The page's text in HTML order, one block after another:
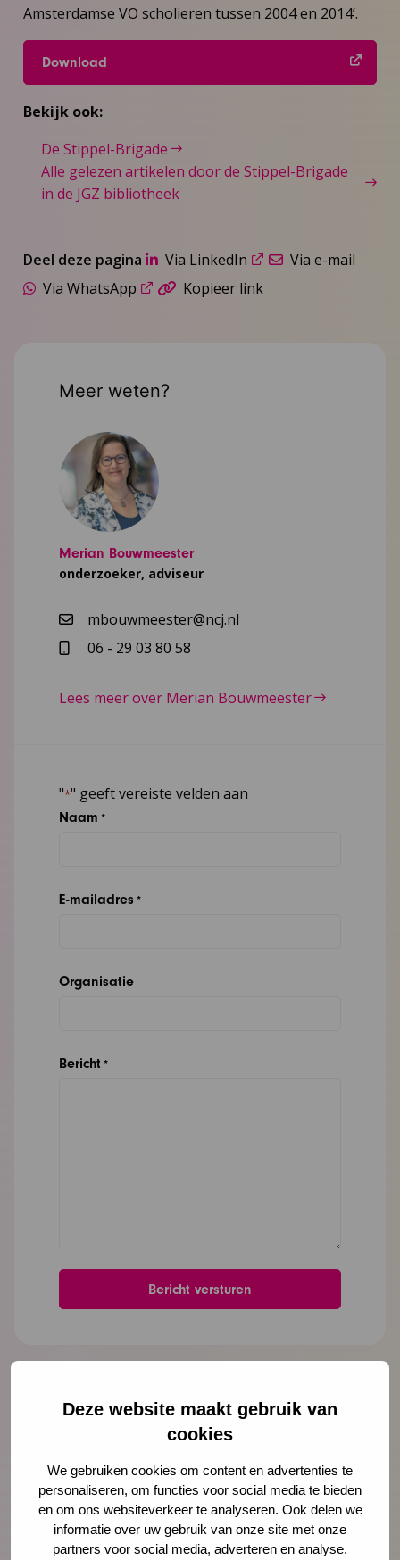
Deze website maakt gebruik van
cookies
We gebruiken cookies om content en advertenties te
personaliseren, om functies voor social media te bieden
en om ons websiteverkeer te analyseren. Ook delen we
informatie over uw gebruik van onze site met onze
partners voor social media, adverteren en analyse.
Amsterdamse VO scholieren tussen 2004 en 2014’.
Download
Bekijk ook:
De Stippel-Brigade
Alle gelezen artikelen door de Stippel-Brigade
in de JGZ bibliotheek
Deel deze pagina Via LinkedIn
Via e-mail
Via WhatsApp
Kopieer link
Meer weten?
Merian Bouwmeester
onderzoeker, adviseur
mbouwmeester@ncj.nl
06 - 29 03 80 58
Lees meer over Merian Bouwmeester
"*" geeft vereiste velden aan
Naam *
E-mailadres *
Organisatie
Bericht *
Meer nieuws